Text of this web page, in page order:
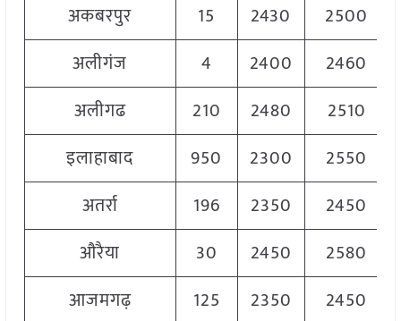
अकबरपुर
15 2430 2500
अलीगंज
4 2400 2460
अलीगढ
210 2480 2510
इलाहाबाद
950 2300 2550
अतर्रा
196 2350 2450
औरैया
30 2450 2580
आजमगढ़
125 2350 2450